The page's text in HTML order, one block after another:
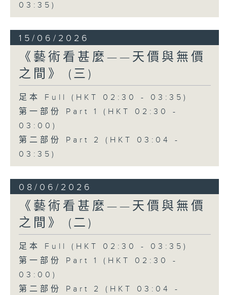
03:35)
15/06/2026
《藝術看甚麼——天價與無價
之間》 (三)
足本 Full (HKT 02:30 - 03:35)
第一部份 Part 1 (HKT 02:30 -
03:00)
第二部份 Part 2 (HKT 03:04 -
03:35)
08/06/2026
《藝術看甚麼——天價與無價
之間》 (二)
足本 Full (HKT 02:30 - 03:35)
第一部份 Part 1 (HKT 02:30 -
03:00)
第二部份 Part 2 (HKT 03:04 -